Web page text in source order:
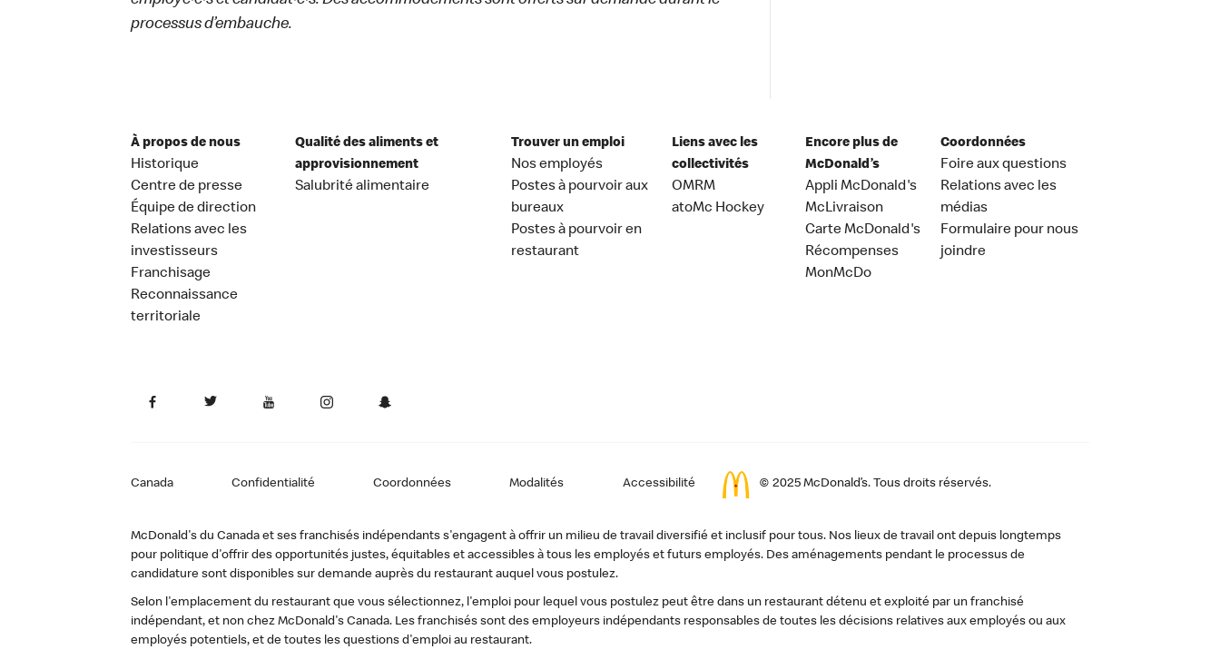
processus d’embauche.
À propos de nous
Historique
Centre de presse
Équipe de direction
Relations avec les
investisseurs
Franchisage
Reconnaissance
territoriale
Qualité des aliments et
approvisionnement
Salubrité alimentaire
Trouver un emploi
Nos employés
Postes à pourvoir aux
bureaux
Postes à pourvoir en
restaurant
Liens avec les
collectivités
OMRM
atoMc Hockey
Encore plus de
McDonald’s
Appli McDonald's
McLivraison
Carte McDonald's
Récompenses
MonMcDo
Coordonnées
Foire aux questions
Relations avec les
médias
Formulaire pour nous
joindre
Canada Confidentialité Coordonnées Modalités Accessibilité © 2025 McDonald’s. Tous droits réservés.
McDonald's du Canada et ses franchisés indépendants s'engagent à offrir un milieu de travail diversifié et inclusif pour tous. Nos lieux de travail ont depuis longtemps
pour politique d'offrir des opportunités justes, équitables et accessibles à tous les employés et futurs employés. Des aménagements pendant le processus de
candidature sont disponibles sur demande auprès du restaurant auquel vous postulez.
Selon l'emplacement du restaurant que vous sélectionnez, l'emploi pour lequel vous postulez peut être dans un restaurant détenu et exploité par un franchisé
indépendant, et non chez McDonald's Canada. Les franchisés sont des employeurs indépendants responsables de toutes les décisions relatives aux employés ou aux
employés potentiels, et de toutes les questions d'emploi au restaurant.